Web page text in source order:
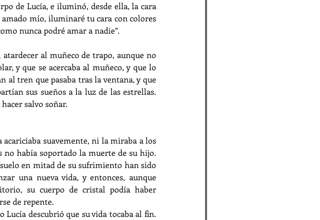
de Lucía, e iluminó, desde ella, la cara
amado mío, iluminaré tu cara con colores
nunca podré amar a nadie”.
al muñeco de trapo, aunque no
y que se acercaba al muñeco, y que lo
al tren que pasaba tras la ventana, y que
sus sueños a la luz de las estrellas.
salvo soñar.
suavemente, ni la miraba a los
no había soportado la muerte de su hijo.
en mitad de su sufrimiento han sido
una nueva vida, y entonces, aunque
su cuerpo de cristal podía haber
de repente.
Lucía descubrió que su vida tocaba al fin.